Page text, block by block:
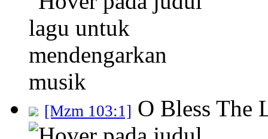
[Mzm 103:1] O Bless The